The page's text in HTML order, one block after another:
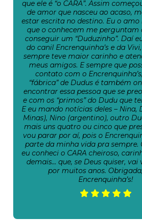
que ele é “o CARA”. Assim
de amor que nasceu ao acaso,
estar escrita no destino. Eu o
que o conhecem me perguntam
conseguir um “Duduzinho”. Daí
do canil Encrenquinha’s e da
sempre teve maior carinho e
meus amigos. E sempre que
contato com o
“fábrica” de Dudus é também
encontrar essa pessoa que se
e com os “primos” do Dudu que
E eu mando notícias deles – Nina,
Minas), Nino (argentino), outro
mais uns quatro ou cinco que
vou parar por aí, pois o
parte da minha vida pra sempre.
eu conheci o CARA cheiroso,
demais… que, se Deus quiser,
por muitos anos.
Encrenquinha’s!